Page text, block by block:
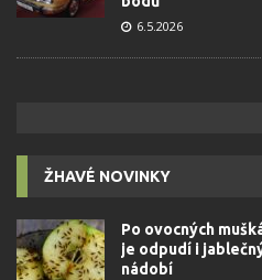
6.5.2026
ŽHAVÉ NOVINKY
Po ovocných
je odpudí i
nádobí